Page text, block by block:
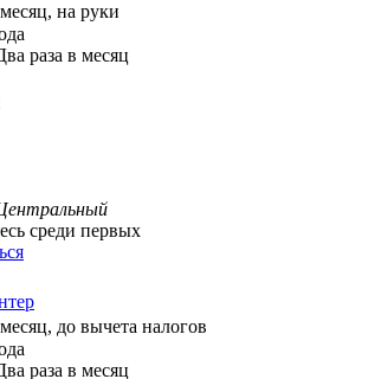
на руки
раза в месяц
среди первых
до вычета налогов
раза в месяц